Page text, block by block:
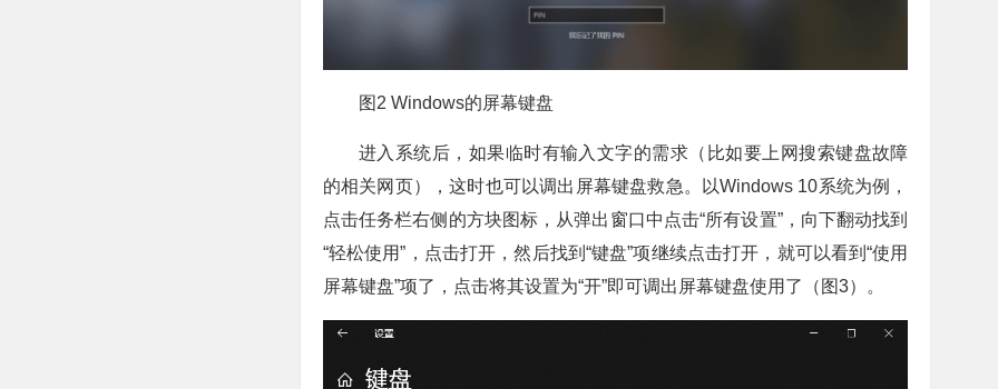
图2 Windows的屏幕键盘
进入系统后，如果临时有输入文字的需求（比如要上网搜索键盘故障
的相关网页），这时也可以调出屏幕键盘救急。以Windows 10系统为例，
点击任务栏右侧的方块图标，从弹出窗口中点击“所有设置”，向下翻动找到
“轻松使用”，点击打开，然后找到“键盘”项继续点击打开，就可以看到“使用
屏幕键盘”项了，点击将其设置为“开”即可调出屏幕键盘使用了（图3）。